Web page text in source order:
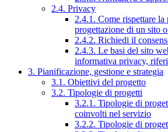
2.4. Privacy
2.4.1. Come rispettare
progettazione di un sito
2.4.2. Richiedi il
2.4.3. Le basi del sito
informativa privacy,
3. Pianificazione, gestione e strategia
3.1. Obiettivi del progetto
3.2. Tipologie di progetti
3.2.1. Tipologie di
coinvolti nel servizio
3.2.2. Tipologie di